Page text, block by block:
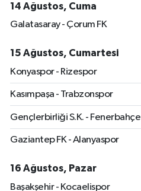
14 Ağustos, Cuma
Galatasaray - Çorum FK
15 Ağustos, Cumartesi
Konyaspor - Rizespor
Kasımpaşa - Trabzonspor
Gençlerbirliği S.K. - Fenerbahçe
Gaziantep FK - Alanyaspor
16 Ağustos, Pazar
Başakşehir - Kocaelispor